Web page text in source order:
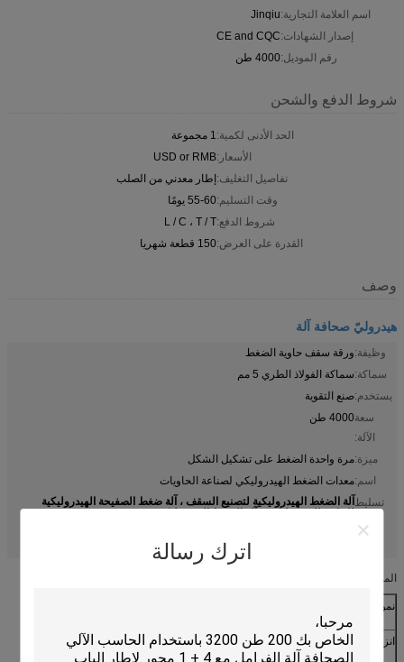
اترك رسالة
اسم العلامة التجارية:Jinqiu
إصدار الشهادات:CE and CQC
رقم الموديل:4000 طن
شروط الدفع والشحن
الحد الأدنى لكمية:1 مجموعة
الأسعار:USD or RMB
تفاصيل التغليف:إطار معدني من الصلب
وقت التسليم:55-60 يومًا
شروط الدفع:L / C ، T / T
القدرة على العرض:150 قطعة شهريا
وصف
هيدروليّ صحافة آلة
وظيفة:ورقة سقف حاوية الضغط
سماكة:سماكة الفولاذ الطري 5 مم
يستخدم:صنع التقوية
سعة
الآلة:
4000 طن
ميزة:مرة واحدة الضغط على تشكيل الشكل
اسم:معدات الضغط الهيدروليكي لصناعة الحاويات
تسليط
الضوء:
آلة الضغط الهيدروليكية لتصنيع السقف ، آلة ضغط الصفيحة الهيدروليكية
للحاوية الهيدروليكية ، آلة الضغط الهيدروليكية 5 مم
Hydraulic Press Machine 5mm
المعايير الفنية:
نموذج
انزلاق السكتة الدماغية 400 ملم